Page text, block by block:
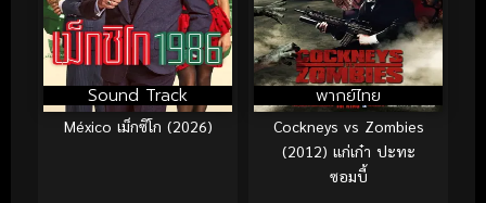
Sound Track
México เม็กซิโก (2026)
พากย์ไทย
Cockneys vs Zombies
(2012) แก่เก๋า ปะทะ
ซอมบี้